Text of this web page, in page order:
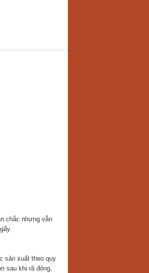
chắc nhưng vẫn
sản xuất theo quy
sau khi rã đông.